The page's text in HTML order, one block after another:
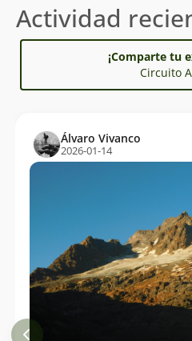
Actividad
¡Comparte tu
Circuito
Álvaro Vivanco
2026-01-14